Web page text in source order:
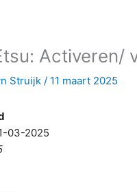
Activeren/
Struijk/ 11 maart 2025
03-2025